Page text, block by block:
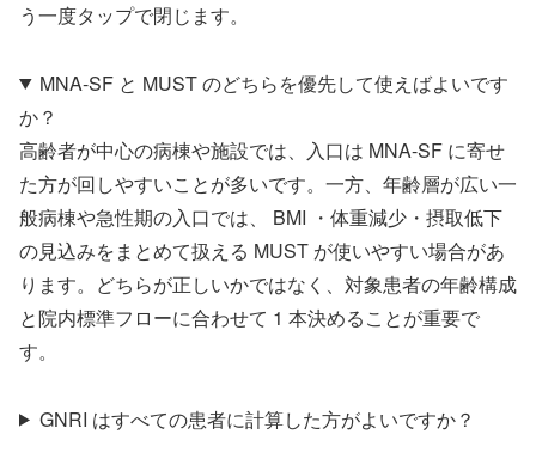
う一度タップで閉じます。
MNA-SF と MUST のどちらを優先して使えばよいです
か？
高齢者が中心の病棟や施設では、入口は MNA-SF に寄せ
た方が回しやすいことが多いです。一方、年齢層が広い一
般病棟や急性期の入口では、 BMI ・体重減少・摂取低下
の見込みをまとめて扱える MUST が使いやすい場合があ
ります。どちらが正しいかではなく、対象患者の年齢構成
と院内標準フローに合わせて 1 本決めることが重要で
す。
GNRI はすべての患者に計算した方がよいですか？